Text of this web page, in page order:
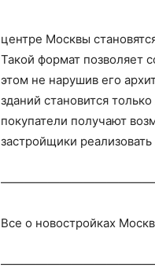
центре Москвы
Такой формат позволяет
этом не нарушив его
зданий становится
покупатели получают
застройщики
Все о новостройках